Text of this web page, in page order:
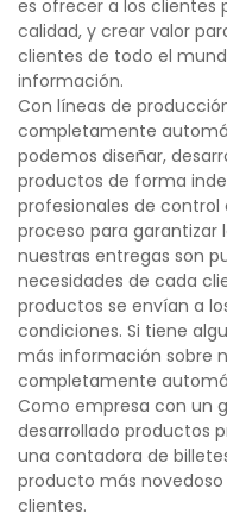
es ofrecer a los clientes
calidad, y crear valor
clientes de todo el
información.
Con líneas de
completamente
podemos diseñar,
productos de forma
profesionales de control
proceso para garantizar
nuestras entregas son
necesidades de cada
productos se envían a
condiciones. Si tiene
más información sobre
completamente
Como empresa con un
desarrollado productos
una contadora de
producto más
clientes.